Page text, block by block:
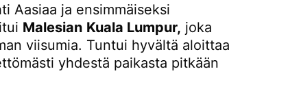
Aasiaa ja ensimmäiseksi
Malesian Kuala Lumpur, joka
viisumia. Tuntui hyvältä aloittaa
yhdestä paikasta pitkään